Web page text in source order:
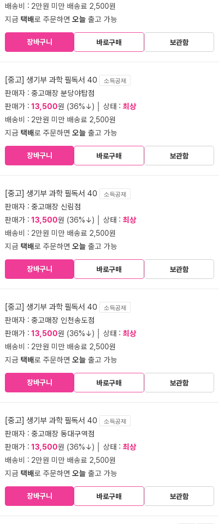
배송비 : 2만원 미만 배송료 2,500원
지금 택배로 주문하면오늘 출고 가능
장바구니 바로구매 보관함
[중고] 생기부 과학 필독서 40 소득공제
판매자 : 중고매장 분당야탑점
판매가 : 13,500원 (36%↓) │ 상태 : 최상
배송비 : 2만원 미만 배송료 2,500원
지금 택배로 주문하면오늘 출고 가능
장바구니 바로구매 보관함
[중고] 생기부 과학 필독서 40 소득공제
판매자 : 중고매장 신림점
판매가 : 13,500원 (36%↓) │ 상태 : 최상
배송비 : 2만원 미만 배송료 2,500원
지금 택배로 주문하면오늘 출고 가능
장바구니 바로구매 보관함
[중고] 생기부 과학 필독서 40 소득공제
판매자 : 중고매장 인천송도점
판매가 : 13,500원 (36%↓) │ 상태 : 최상
배송비 : 2만원 미만 배송료 2,500원
지금 택배로 주문하면오늘 출고 가능
장바구니 바로구매 보관함
[중고] 생기부 과학 필독서 40 소득공제
판매자 : 중고매장 동대구역점
판매가 : 13,500원 (36%↓) │ 상태 : 최상
배송비 : 2만원 미만 배송료 2,500원
지금 택배로 주문하면오늘 출고 가능
장바구니 바로구매 보관함